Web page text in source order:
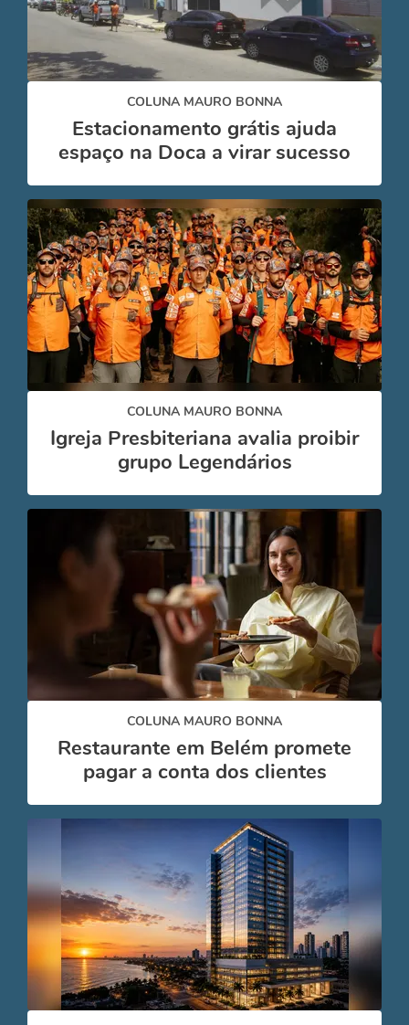
COLUNA MAURO BONNA
Estacionamento grátis ajuda
espaço na Doca a virar sucesso
COLUNA MAURO BONNA
Igreja Presbiteriana avalia proibir
grupo Legendários
COLUNA MAURO BONNA
Restaurante em Belém promete
pagar a conta dos clientes